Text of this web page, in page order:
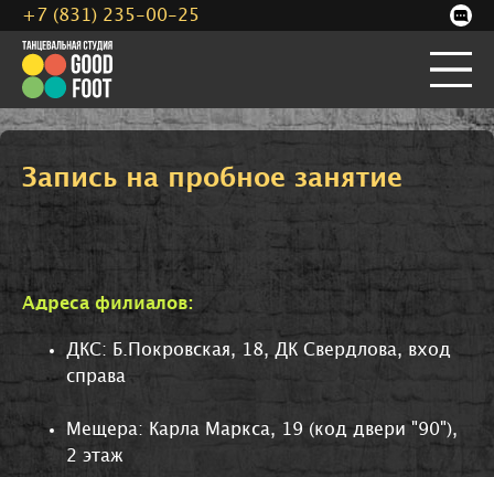
Запись на пробное занятие
Адреса филиалов:
ДКС: Б.Покровская, 18, ДК Свердлова, вход
справа
Мещера: Карла Маркса, 19 (код двери "90"),
2 этаж
+7 (831) 235-00-25